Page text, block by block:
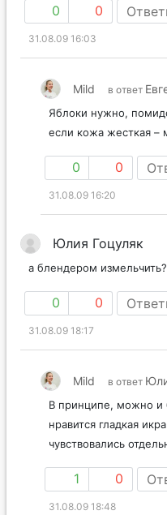
0 0
31.08.09 16:03
Mild в ответ
Яблоки нужно,
если кожа жесткая –
0 0
31.08.09 16:20
Юлия Гоцуляк
а блендером
0 0
31.08.09 18:17
Mild в ответ
В принципе, можно и
нравится гладкая
чувствовались
1 0
31.08.09 18:48